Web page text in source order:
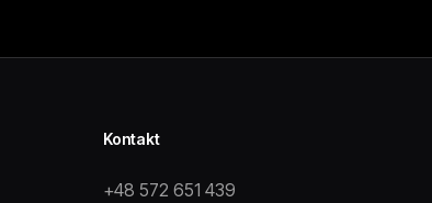
Kontakt
+48 572 651 439